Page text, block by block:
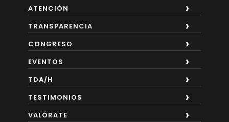
ATENCIÓN
TRANSPARENCIA
CONGRESO
EVENTOS
TDA/H
TESTIMONIOS
VALÓRATE